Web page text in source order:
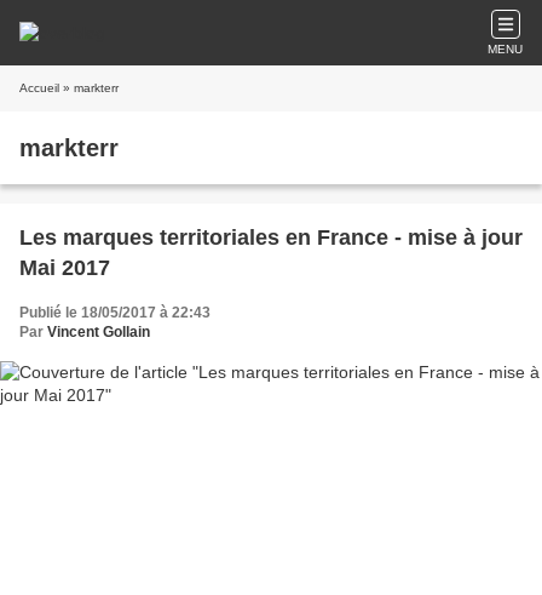
MENU
Accueil » markterr
markterr
Les marques territoriales en France - mise à jour
Mai 2017
Publié le 18/05/2017 à 22:43
Par Vincent Gollain